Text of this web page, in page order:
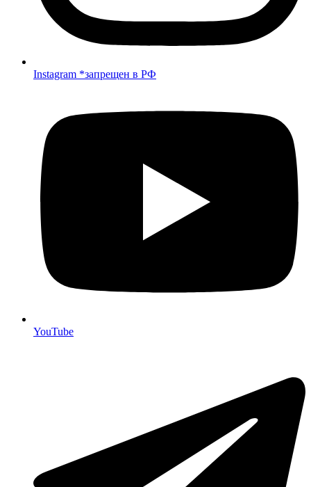
Instagram *запрещен в РФ
YouTube